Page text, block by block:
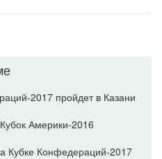
2017 пройдет в Казани
Америки-2016
Кубке Конфедераций-2017